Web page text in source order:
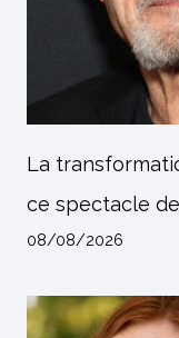
La
ce spectacle
08/08/2026